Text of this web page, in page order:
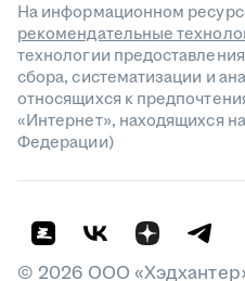
На информационном
рекомендательные
технологии
сбора, систематизации и
относящихся к
«Интернет», находящихся
Федерации)
© 2026 ООО